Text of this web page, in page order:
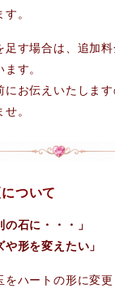
。
足す場合は、追加
す。
にお伝えいたしま
。
ついて
の石に・・・」
や形を変えたい」
ハートの形に変更